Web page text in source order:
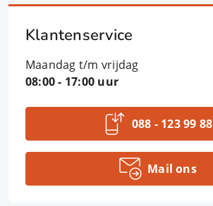
Klantenservice
Maandag t/m vrijdag
08:00 - 17:00 uur
088 - 123 99 88
Mail ons